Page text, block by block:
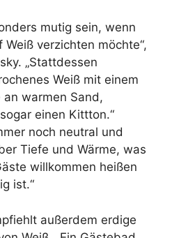
mutig sein, wenn
verzichten möchte“,
„Stattdessen
Weiß mit einem
warmen Sand,
einen Kittton.“
noch neutral und
Tiefe und Wärme, was
willkommen heißen
ist.“
außerdem erdige